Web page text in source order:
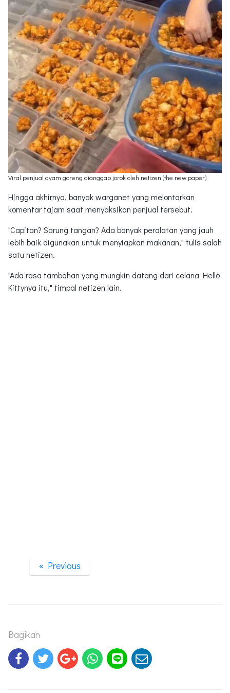
Viral penjual ayam goreng dianggap jorok oleh netizen (the new paper)
Hingga akhirnya, banyak warganet yang melontarkan
komentar tajam saat menyaksikan penjual tersebut.
"Capitan? Sarung tangan? Ada banyak peralatan yang jauh
lebih baik digunakan untuk menyiapkan makanan," tulis salah
satu netizen.
"Ada rasa tambahan yang mungkin datang dari celana Hello
Kittynya itu," timpal netizen lain.
« Previous
Bagikan